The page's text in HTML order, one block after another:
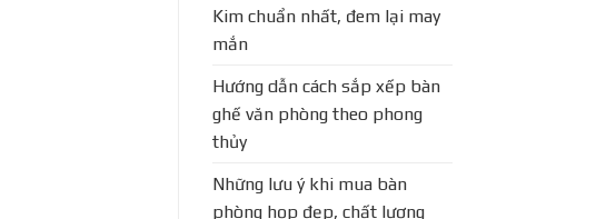
Kim chuẩn nhất, đem lại may
mắn
Hướng dẫn cách sắp xếp bàn
ghế văn phòng theo phong
thủy
Những lưu ý khi mua bàn
phòng họp đẹp, chất lượng